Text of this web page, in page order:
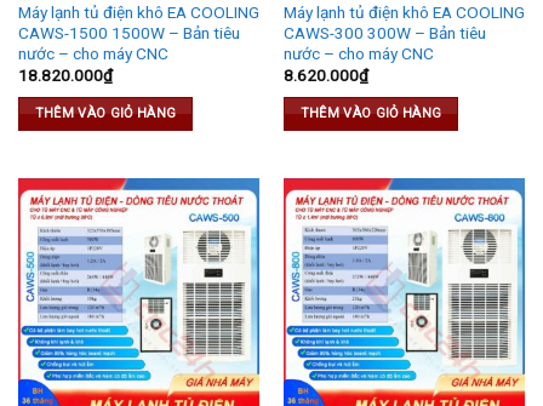
Máy lạnh tủ điện khô EA COOLING
CAWS-1500 1500W – Bản tiêu
nước – cho máy CNC
18.820.000₫
THÊM VÀO GIỎ HÀNG
Máy lạnh tủ điện khô EA COOLING
CAWS-300 300W – Bản tiêu
nước – cho máy CNC
8.620.000₫
THÊM VÀO GIỎ HÀNG